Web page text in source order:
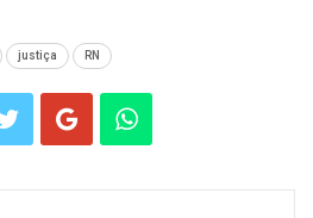
justiça RN